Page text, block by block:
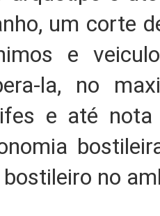
um corte
e
la, no
e até
no